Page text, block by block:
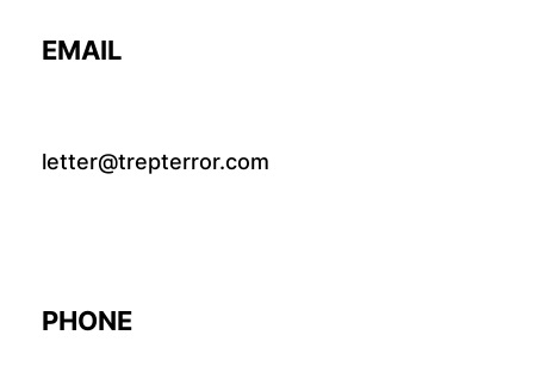
EMAIL
letter@trepterror.com
PHONE